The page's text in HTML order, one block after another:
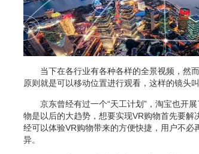
当下在各行业有各种各样的全景视频，然
原则就是可以移动位置进行观看，这样的镜头
京东曾经有过一个“天工计划”，淘宝也开
物是以后的大趋势，想要实现VR购物首先要
经可以体验VR购物带来的方便快捷，用户不
异。